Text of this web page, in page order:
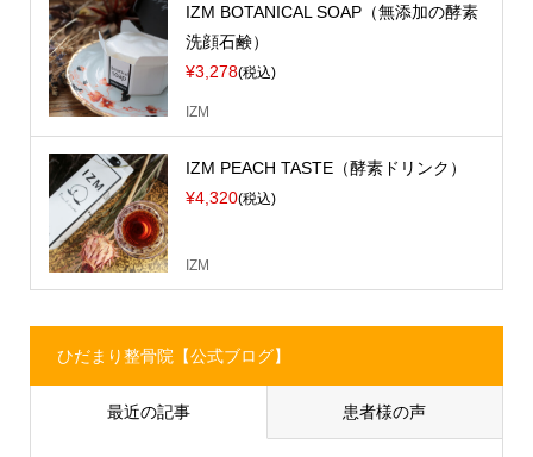
IZM BOTANICAL SOAP（無添加の酵素
洗顔石鹸）
¥3,278(税込)
IZM
IZM PEACH TASTE（酵素ドリンク）
¥4,320(税込)
IZM
ひだまり整骨院【公式ブログ】
最近の記事 患者様の声